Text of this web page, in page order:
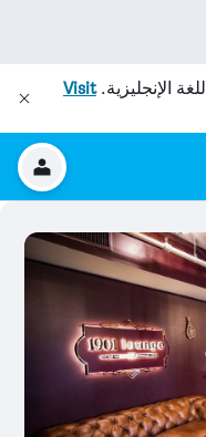
الإنجليزية.Visit